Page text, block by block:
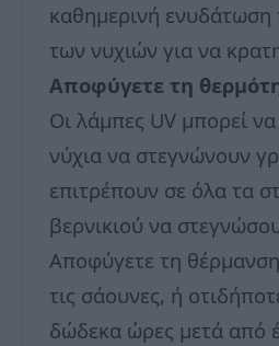
καθημερινή ενυδάτωση
των νυχιών για να
Αποφύγετε τη
Οι λάμπες UV μπορεί
νύχια να στεγνώνουν
επιτρέπουν σε όλα τα
βερνικιού να
Αποφύγετε τη
τις σάουνες, ή
δώδεκα ώρες μετά από